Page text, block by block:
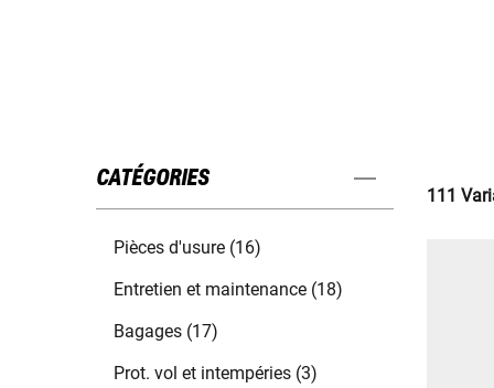
CATÉGORIES
Pièces d'usure (16)
Entretien et maintenance (18)
Bagages (17)
Prot. vol et intempéries (3)
111